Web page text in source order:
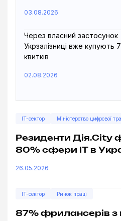
03.08.2026
Через власний застосунок
Укрзалізниці вже купують
квитків
02.08.2026
IT-сектор Міністерство цифрової
Резиденти
80% сфери ІТ в
26.05.2026
IT-сектор Ринок праці
87% фрилансерів з